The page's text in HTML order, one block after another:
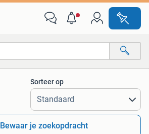
Alle afstanden…
Sorteer op
Bewaar je zoekopdracht